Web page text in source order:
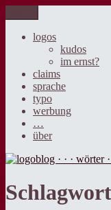
Inhalt
springen
logoblog · · · wörter ·
der blog über sprache,
logos
kudos
im ernst?
claims
sprache
typo
werbung
…
über